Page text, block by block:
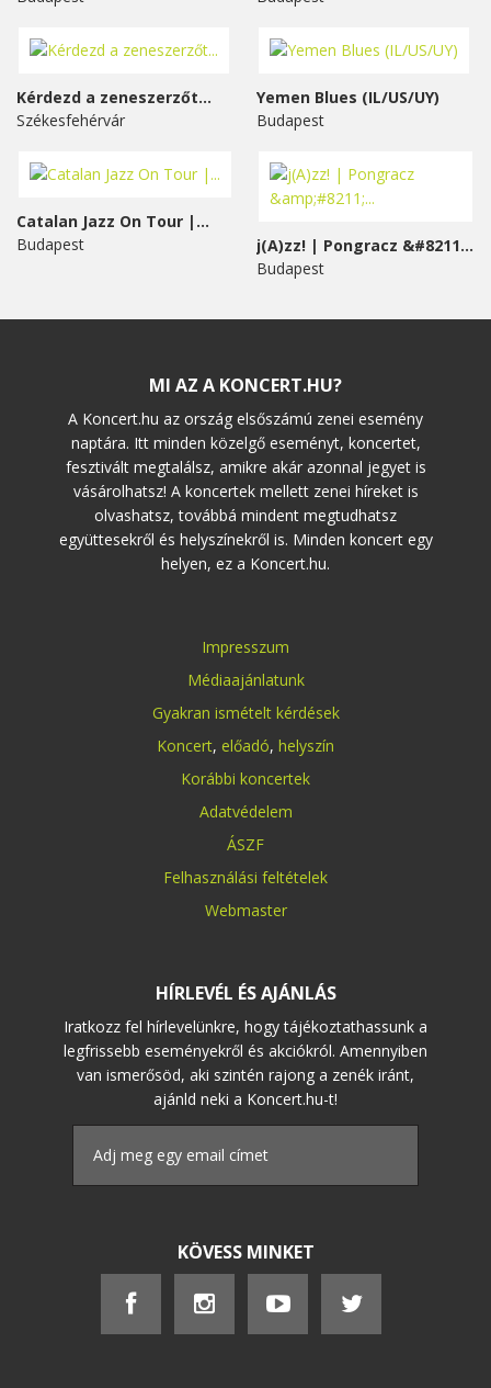
Kérdezd a zeneszerzőt...
Székesfehérvár
Yemen Blues (IL/US/UY)
Budapest
Catalan Jazz On Tour |...
Budapest
j(A)zz! | Pongracz &#8211;...
Budapest
MI AZ A KONCERT.HU?
A Koncert.hu az ország elsőszámú zenei esemény
naptára. Itt minden közelgő eseményt, koncertet,
fesztivált megtalálsz, amikre akár azonnal jegyet is
vásárolhatsz! A koncertek mellett zenei híreket is
olvashatsz, továbbá mindent megtudhatsz
együttesekről és helyszínekről is. Minden koncert egy
helyen, ez a Koncert.hu.
Impresszum
Médiaajánlatunk
Gyakran ismételt kérdések
Koncert, előadó, helyszín
Korábbi koncertek
Adatvédelem
ÁSZF
Felhasználási feltételek
Webmaster
HÍRLEVÉL ÉS AJÁNLÁS
Iratkozz fel hírlevelünkre, hogy tájékoztathassunk a
legfrissebb eseményekről és akciókról. Amennyiben
van ismerősöd, aki szintén rajong a zenék iránt,
ajánld neki a Koncert.hu-t!
KÖVESS MINKET